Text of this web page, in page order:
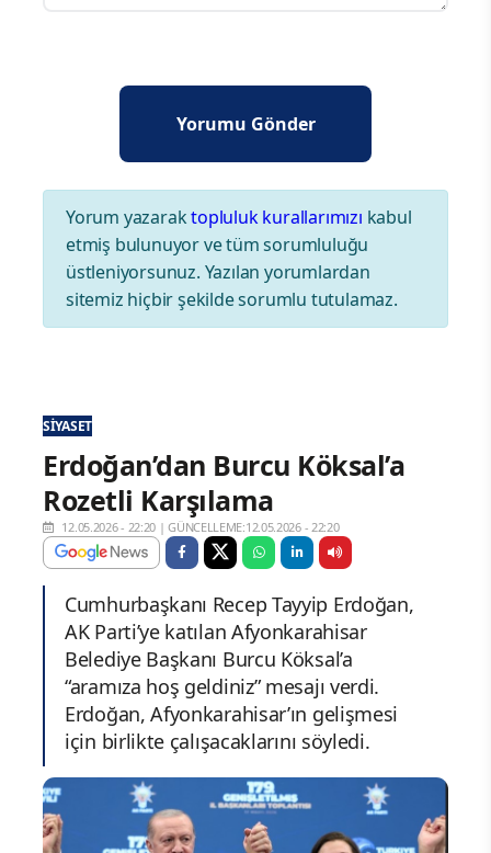
Yorum yazaraktopluluk kurallarımızı kabul
etmiş bulunuyor ve tüm sorumluluğu
üstleniyorsunuz. Yazılan yorumlardan
sitemiz hiçbir şekilde sorumlu tutulamaz.
SIYASET
Erdoğan’dan Burcu Köksal’a
Rozetli Karşılama
12.05.2026 - 22:20 |GÜNCELLEME:12.05.2026 - 22:20
Cumhurbaşkanı Recep Tayyip Erdoğan,
AK Parti’ye katılan Afyonkarahisar
Belediye Başkanı Burcu Köksal’a
“aramıza hoş geldiniz” mesajı verdi.
Erdoğan, Afyonkarahisar’ın gelişmesi
için birlikte çalışacaklarını söyledi.